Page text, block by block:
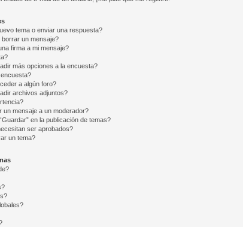
tema o enviar una respuesta?
un mensaje?
firma a mi mensaje?
más opciones a la encuesta?
a algún foro?
archivos adjuntos?
un mensaje a un moderador?
en la publicación de temas?
ser aprobados?
un tema?